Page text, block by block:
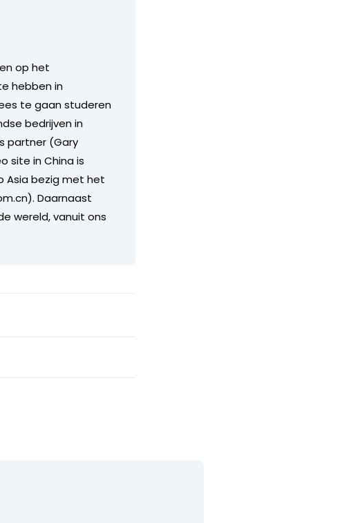
op het
hebben in
te gaan studeren
bedrijven in
partner (Gary
site in China is
Asia bezig met het
Daarnaast
wereld, vanuit ons